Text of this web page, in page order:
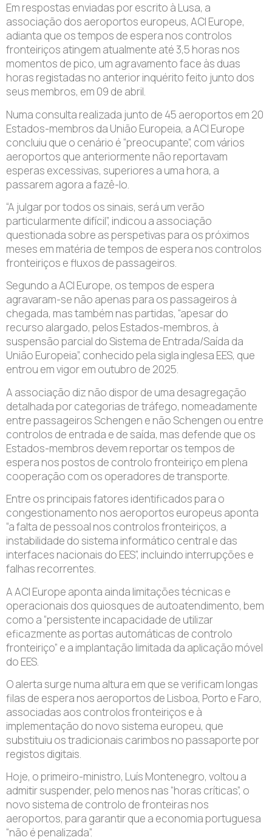
Em respostas enviadas por escrito à Lusa, a
associação dos aeroportos europeus, ACI Europe,
adianta que os tempos de espera nos controlos
fronteiriços atingem atualmente até 3,5 horas nos
momentos de pico, um agravamento face às duas
horas registadas no anterior inquérito feito junto dos
seus membros, em 09 de abril.
Numa consulta realizada junto de 45 aeroportos em 20
Estados-membros da União Europeia, a ACI Europe
concluiu que o cenário é “preocupante”, com vários
aeroportos que anteriormente não reportavam
esperas excessivas, superiores a uma hora, a
passarem agora a fazê-lo.
“A julgar por todos os sinais, será um verão
particularmente difícil”, indicou a associação
questionada sobre as perspetivas para os próximos
meses em matéria de tempos de espera nos controlos
fronteiriços e fluxos de passageiros.
Segundo a ACI Europe, os tempos de espera
agravaram-se não apenas para os passageiros à
chegada, mas também nas partidas, “apesar do
recurso alargado, pelos Estados-membros, à
suspensão parcial do Sistema de Entrada/Saída da
União Europeia”, conhecido pela sigla inglesa EES, que
entrou em vigor em outubro de 2025.
A associação diz não dispor de uma desagregação
detalhada por categorias de tráfego, nomeadamente
entre passageiros Schengen e não Schengen ou entre
controlos de entrada e de saída, mas defende que os
Estados-membros devem reportar os tempos de
espera nos postos de controlo fronteiriço em plena
cooperação com os operadores de transporte.
Entre os principais fatores identificados para o
congestionamento nos aeroportos europeus aponta
“a falta de pessoal nos controlos fronteiriços, a
instabilidade do sistema informático central e das
interfaces nacionais do EES”, incluindo interrupções e
falhas recorrentes.
A ACI Europe aponta ainda limitações técnicas e
operacionais dos quiosques de autoatendimento, bem
como a “persistente incapacidade de utilizar
eficazmente as portas automáticas de controlo
fronteiriço” e a implantação limitada da aplicação móvel
do EES.
O alerta surge numa altura em que se verificam longas
filas de espera nos aeroportos de Lisboa, Porto e Faro,
associadas aos controlos fronteiriços e à
implementação do novo sistema europeu, que
substituiu os tradicionais carimbos no passaporte por
registos digitais.
Hoje, o primeiro-ministro, Luís Montenegro, voltou a
admitir suspender, pelo menos nas “horas críticas”, o
novo sistema de controlo de fronteiras nos
aeroportos, para garantir que a economia portuguesa
“não é penalizada”.